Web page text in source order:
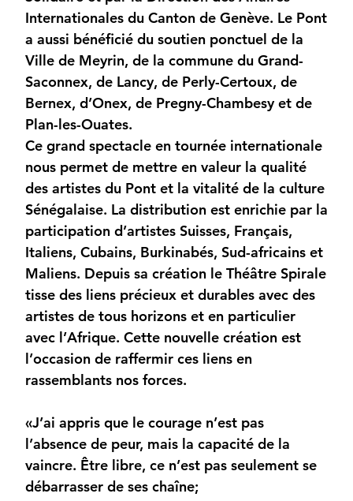
Internationales du Canton de Genève. Le Pont
a aussi bénéficié du soutien ponctuel de la
Ville de Meyrin, de la commune du Grand-
Saconnex, de Lancy, de Perly-Certoux, de
Bernex, d’Onex, de Pregny-Chambesy et de
Plan-les-Ouates.
Ce grand spectacle en tournée internationale
nous permet de mettre en valeur la qualité
des artistes du Pont et la vitalité de la culture
Sénégalaise. La distribution est enrichie par la
participation d’artistes Suisses, Français,
Italiens, Cubains, Burkinabés, Sud-africains et
Maliens. Depuis sa création le Théâtre Spirale
tisse des liens précieux et durables avec des
artistes de tous horizons et en particulier
avec l’Afrique. Cette nouvelle création est
l’occasion de raffermir ces liens en
rassemblants nos forces.
«J’ai appris que le courage n’est pas
l’absence de peur, mais la capacité de la
vaincre. Être libre, ce n’est pas seulement se
débarrasser de ses chaîne;